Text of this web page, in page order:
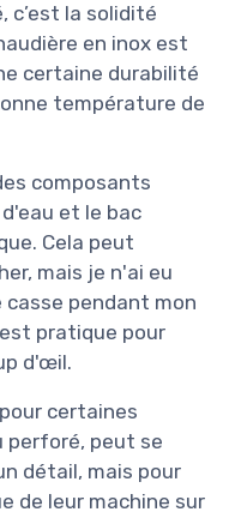
c’est la solidité
en inox est
certaine durabilité
température de
composants
et le bac
Cela peut
mais je n'ai eu
pendant mon
pratique pour
d'œil.
certaines
perforé, peut se
détail, mais pour
de leur machine sur